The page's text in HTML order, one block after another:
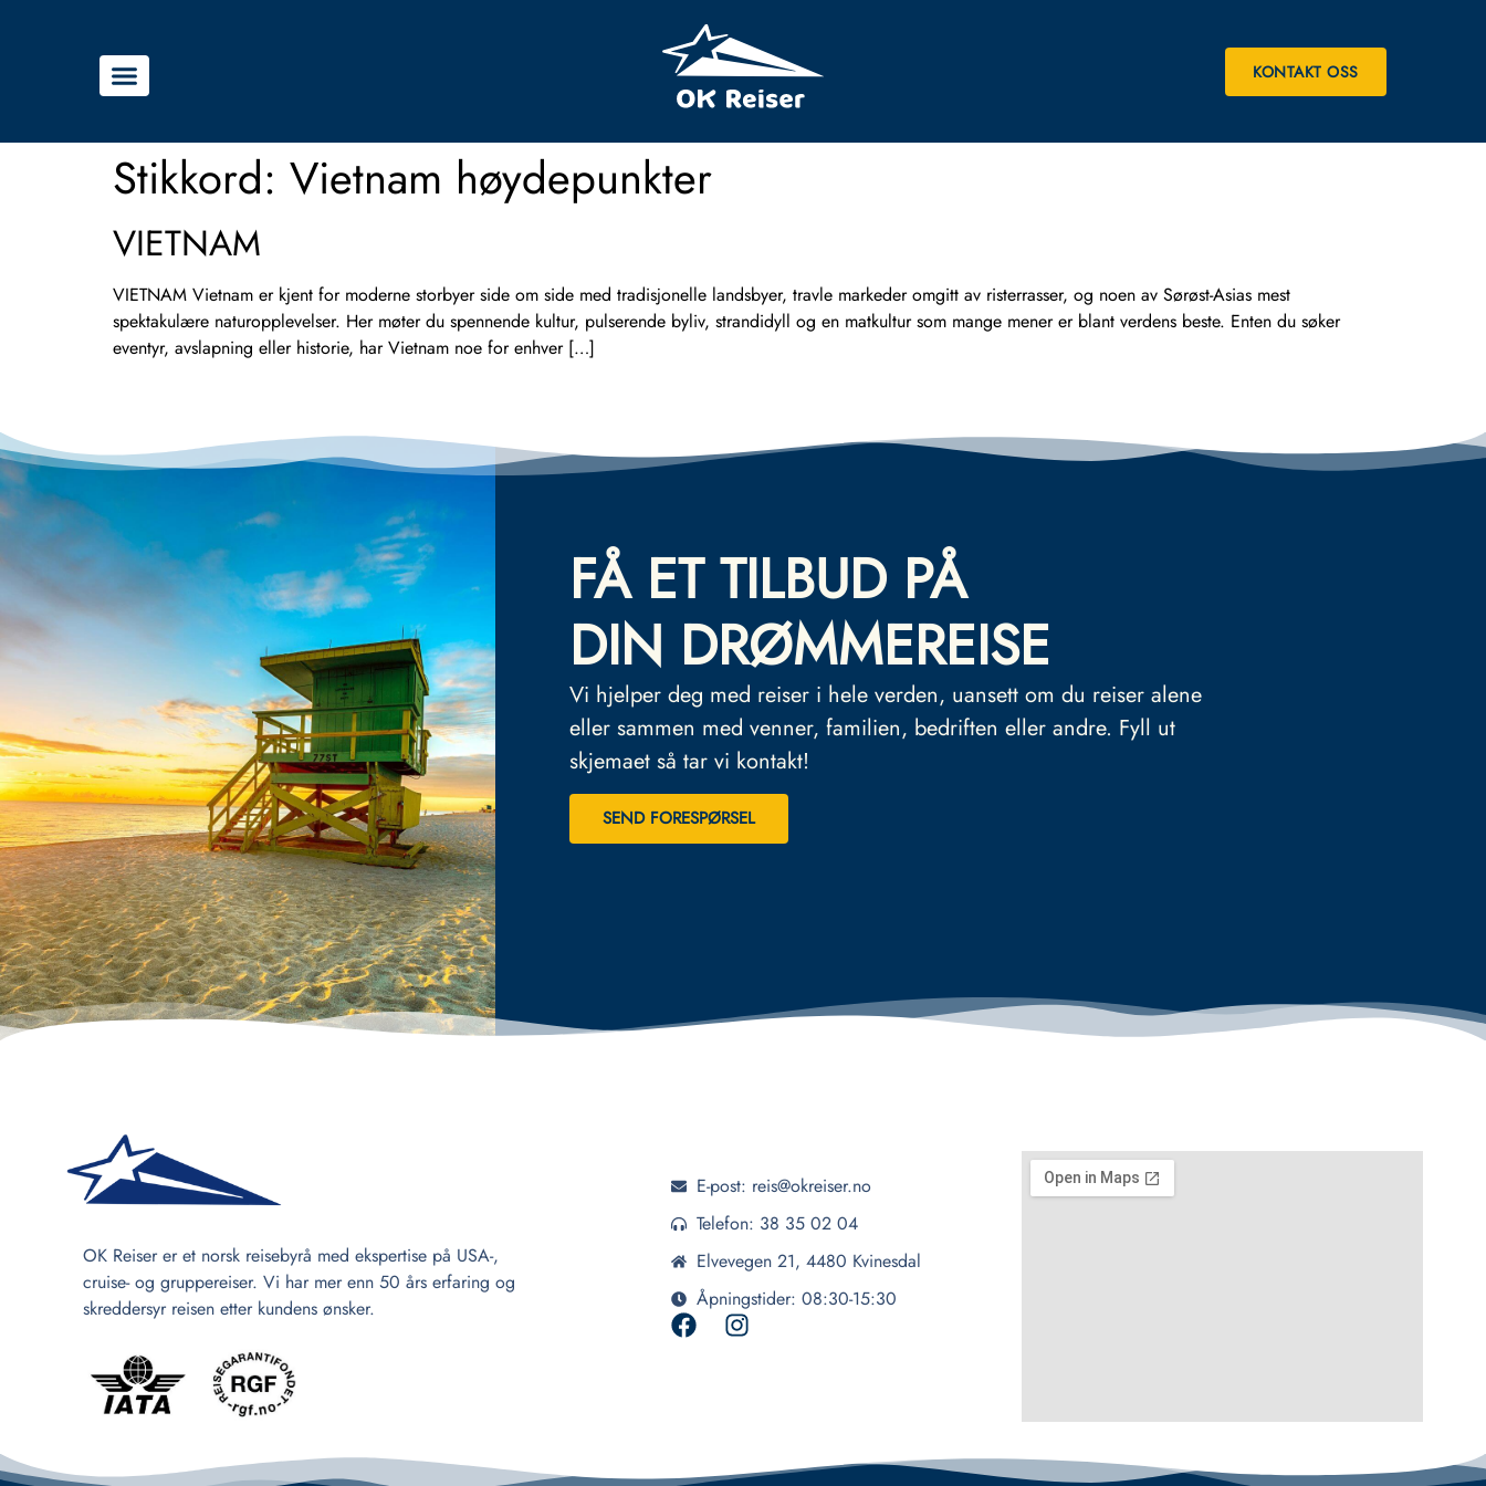
KONTAKT OSS
Stikkord: Vietnam høydepunkter
VIETNAM
VIETNAM Vietnam er kjent for moderne storbyer side om side med tradisjonelle landsbyer, travle markeder omgitt av risterrasser, og noen av Sørøst-Asias mest
spektakulære naturopplevelser. Her møter du spennende kultur, pulserende byliv, strandidyll og en matkultur som mange mener er blant verdens beste. Enten du søker
eventyr, avslapning eller historie, har Vietnam noe for enhver […]
FÅ ET TILBUD PÅ
DIN DRØMMEREISE
Vi hjelper deg med reiser i hele verden, uansett om du reiser alene
eller sammen med venner, familien, bedriften eller andre. Fyll ut
skjemaet så tar vi kontakt!
SEND FORESPØRSEL
OK Reiser er et norsk reisebyrå med ekspertise på USA-,
cruise- og gruppereiser. Vi har mer enn 50 års erfaring og
skreddersyr reisen etter kundens ønsker.
E-post: reis@okreiser.no
Telefon: 38 35 02 04
Elvevegen 21, 4480 Kvinesdal
Åpningstider: 08:30-15:30